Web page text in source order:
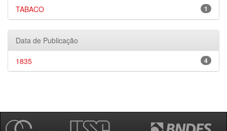
1
TABACO
Data de Publicação
4
1835